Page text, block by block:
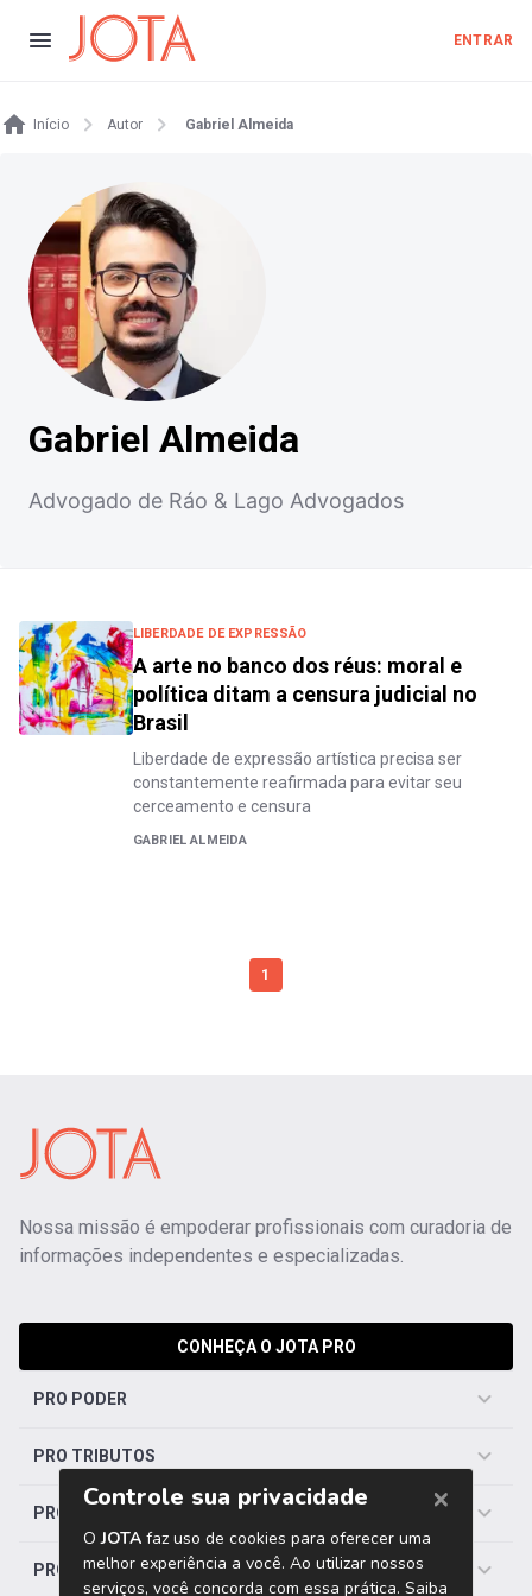
ENTRAR
Início Autor Gabriel Almeida
Gabriel Almeida
Advogado de Ráo & Lago Advogados
LIBERDADE DE EXPRESSÃO
A arte no banco dos réus: moral e
política ditam a censura judicial no
Brasil
Liberdade de expressão artística precisa ser
constantemente reafirmada para evitar seu
cerceamento e censura
GABRIEL ALMEIDA
1
Nossa missão é empoderar profissionais com curadoria de
informações independentes e especializadas.
CONHEÇA O JOTA PRO
PRO PODER
PRO TRIBUTOS
PRO TRABALHISTA
PRO SAÚDE